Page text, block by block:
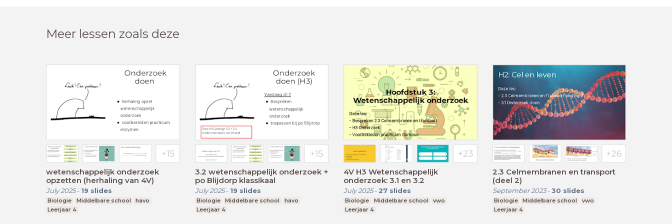
Meer lessen zoals deze
wetenschappelijk onderzoek
opzetten (herhaling van 4V)
July 2025- 19 slides
Biologie Middelbare school
havo
Leerjaar 4
3.2 wetenschappelijk onderzoek +
po Blijdorp klassikaal
July 2025- 19 slides
Biologie Middelbare school
havo
Leerjaar 4
4V H3 Wetenschappelijk
onderzoek: 3.1 en 3.2
July 2025- 27 slides
Biologie Middelbare school
vwo
Leerjaar 4
2.3 Celmembranen en transport
(deel 2)
September 2023- 30 slides
Biologie Middelbare school
vwo
Leerjaar 4